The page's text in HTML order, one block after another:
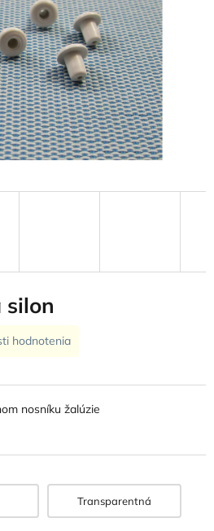
silon
Transparentná
nosníku žalúzie
hodnotenia